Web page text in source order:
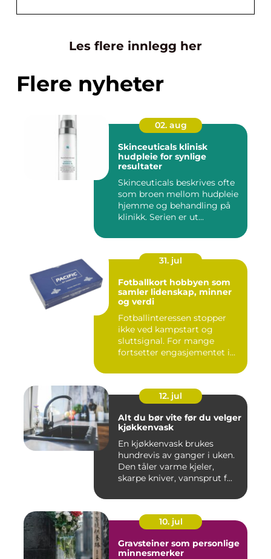
Les flere innlegg her
Flere nyheter
02. aug
Skinceuticals klinisk
hudpleie for synlige
resultater
Skinceuticals beskrives ofte
som broen mellom hudpleie
hjemme og behandling på
klinikk. Serien er ut...
31. jul
Fotballkort hobbyen som
samler lidenskap, minner
og verdi
Fotballinteressen stopper
ikke ved kampstart og
sluttsignal. For mange
fortsetter engasjementet i
12. jul
Alt du bør vite før du velger
kjøkkenvask
En kjøkkenvask brukes
hundrevis av ganger i uken.
Den tåler varme kjeler,
skarpe kniver, vannsprut f...
10. jul
Gravsteiner som personlige
minnesmerker